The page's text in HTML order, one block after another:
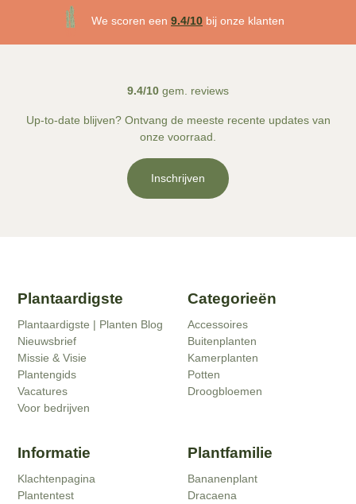
We scoren een 9.4/10 bij onze klanten
9.4/10 gem. reviews
Up-to-date blijven? Ontvang de meeste recente updates van
onze voorraad.
Inschrijven
Plantaardigste
Plantaardigste | Planten Blog
Nieuwsbrief
Missie & Visie
Plantengids
Vacatures
Voor bedrijven
Categorieën
Accessoires
Buitenplanten
Kamerplanten
Potten
Droogbloemen
Informatie
Klachtenpagina
Plantentest
Plantfamilie
Bananenplant
Dracaena